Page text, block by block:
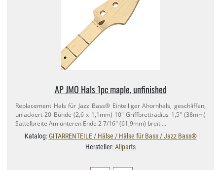
AP JMO Hals 1pc maple, unfinished
Replacement Hals für Jazz Bass® Einteiliger Ahornhals, geschliffen,
unlackiert 20 Bünde (2,​6 x 1,​1mm) 10" Griffbrettradius 1,​5" (38mm)
Sattelbreite Am unteren Ende 2 7/​16" (61,​9mm) breit …
Katalog:GITARRENTEILE / Hälse / Hälse für Bass / Jazz Bass®
Hersteller:Allparts